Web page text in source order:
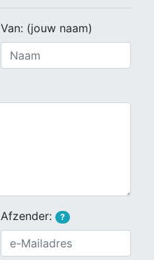
Van: (jouw naam)
Afzender: ?